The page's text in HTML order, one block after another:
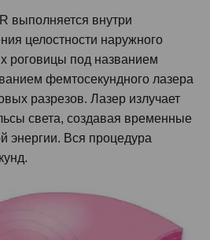
выполняется внутри
целостности наружного
роговицы под названием
фемтосекундного лазера
разрезов. Лазер излучает
света, создавая временные
энергии. Вся процедура